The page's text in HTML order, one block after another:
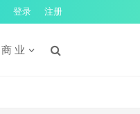
登录 注册
商 业